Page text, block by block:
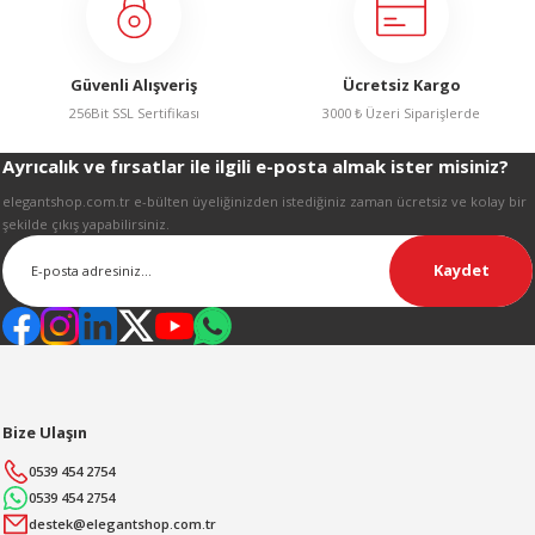
Bu ürüne benzer farklı alternatifler olmalı.
Gönder
Güvenli Alışveriş
256Bit SSL Sertifikası
Ücretsiz Kargo
3000 ₺ Üzeri Siparişlerde
Ayrıcalık ve fırsatlar ile ilgili e-posta almak ister misiniz?
elegantshop.com.tr e-bülten üyeliğinizden istediğiniz zaman ücretsiz ve kolay bir
şekilde çıkış yapabilirsiniz.
Kaydet
Bize Ulaşın
0539 454 2754
0539 454 2754
destek@elegantshop.com.tr